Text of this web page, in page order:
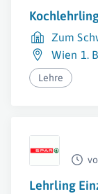
Zum
Wien 1.
Lehre
Lehrling